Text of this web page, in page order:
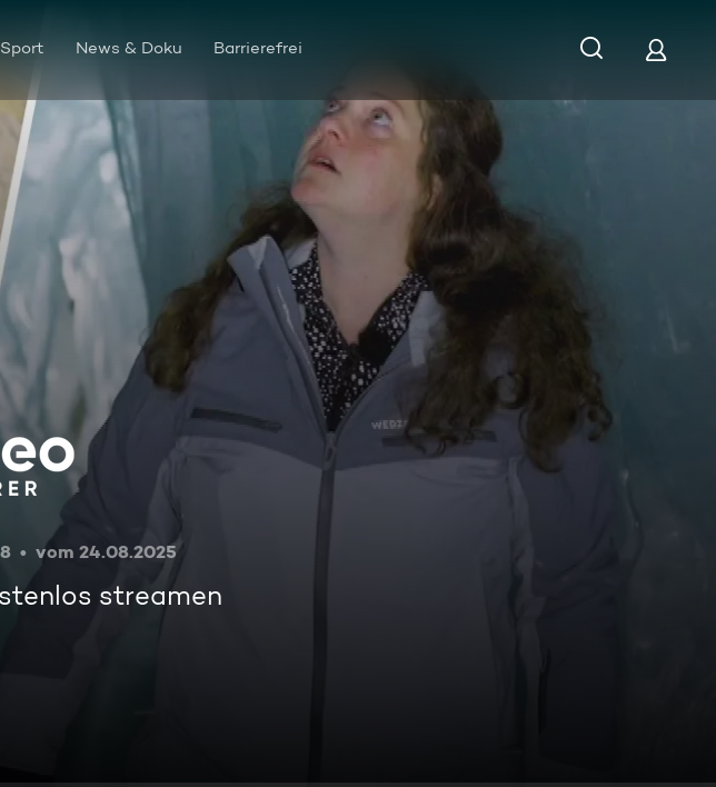
Sport News & Doku Barrierefrei
vom 24.08.2025
streamen